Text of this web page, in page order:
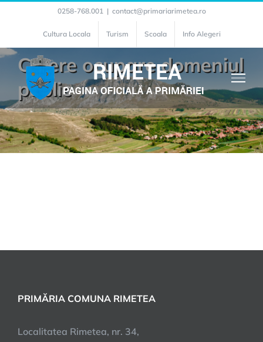
content
0258-768.001 | contact@primariarimetea.ro
Cultura Locala Turism Scoala Info Alegeri
Cerere ocupare domeniul
public
PRIMĂRIA COMUNA RIMETEA
Localitatea Rimetea, nr. 34,